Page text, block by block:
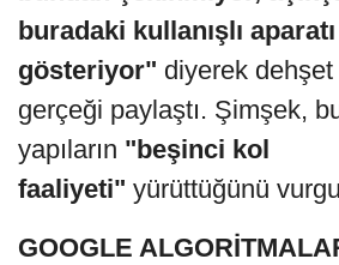
buradaki kullanışlı
gösteriyor" diyerek dehşet
gerçeği paylaştı. Şimşek,
yapıların "beşinci kol
faaliyeti" yürüttüğünü
GOOGLE